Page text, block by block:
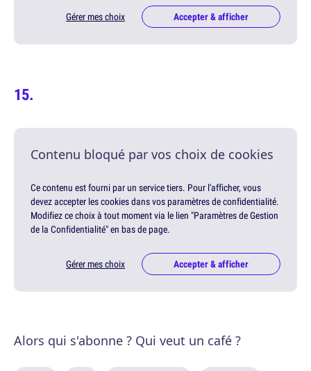
Gérer mes choix Accepter & afficher
Contenu bloqué par vos choix de cookies
Ce contenu est fourni par un service tiers. Pour l'afficher, vous
devez accepter les cookies dans vos paramètres de confidentialité.
Modifiez ce choix à tout moment via le lien "Paramètres de Gestion
de la Confidentialité" en bas de page.
Gérer mes choix Accepter & afficher
Alors qui s'abonne ? Qui veut un café ?